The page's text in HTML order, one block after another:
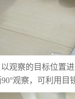
观察的目标位置
观察，可利用目